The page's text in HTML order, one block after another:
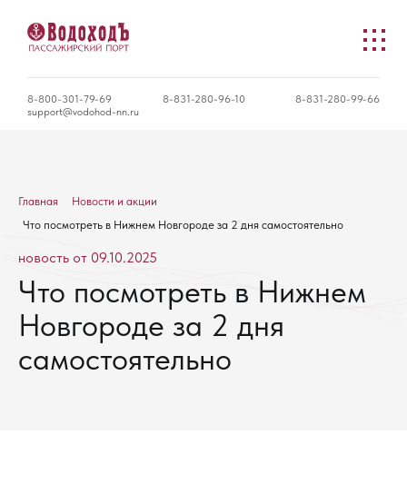
8-800-301-79-69 8-831-280-96-10
8-831-280-99-66
support@vodohod-nn.ru
Главная
Новости и акции
Что посмотреть в Нижнем Новгороде за 2 дня самостоятельно
новость от 09.10.2025
Что посмотреть в Нижнем
Новгороде за 2 дня
самостоятельно